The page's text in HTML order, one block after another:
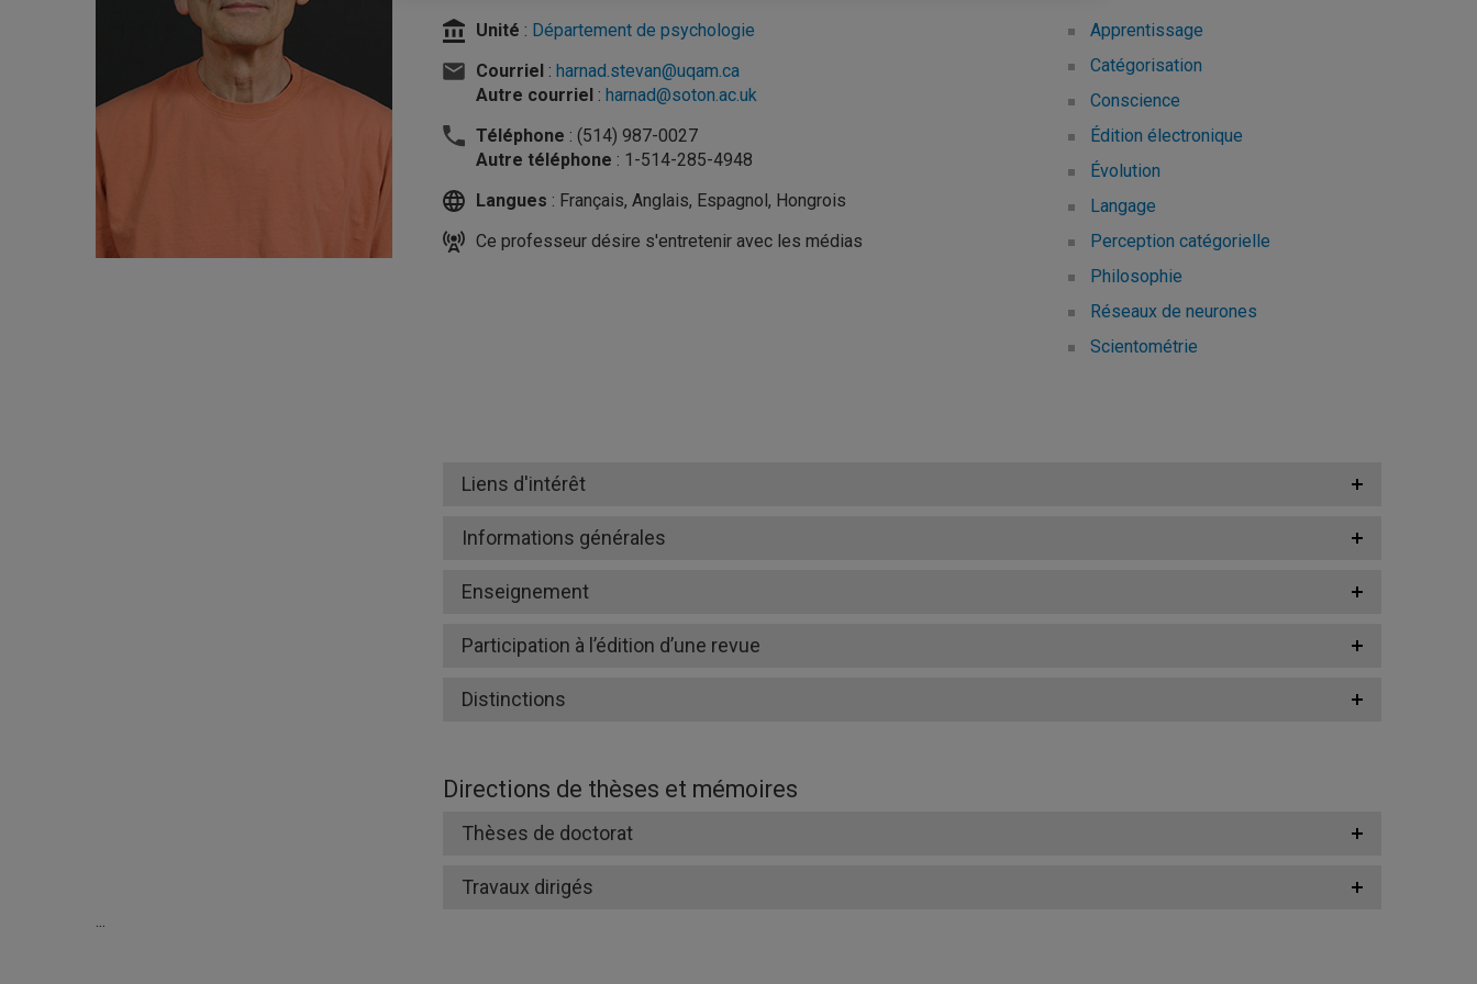
Unité : Département de psychologie
Courriel: harnad.stevan@uqam.ca
Autre courriel: harnad@soton.ac.uk
Téléphone : (514) 987-0027
Autre téléphone : 1-514-285-4948
Langues : Français, Anglais, Espagnol, Hongrois
Ce professeur désire s'entretenir avec les médias
Apprentissage
Catégorisation
Conscience
Édition électronique
Évolution
Langage
Perception catégorielle
Philosophie
Réseaux de neurones
Scientométrie
Liens d'intérêt
Informations générales
Enseignement
Participation à l’édition d’une revue
Distinctions
Directions de thèses et mémoires
Thèses de doctorat
Travaux dirigés
...